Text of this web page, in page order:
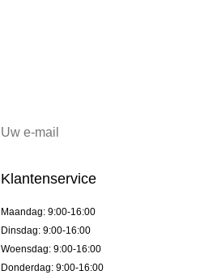
Klantenservice
Maandag: 9:00-16:00
Dinsdag: 9:00-16:00
Woensdag: 9:00-16:00
Donderdag: 9:00-16:00